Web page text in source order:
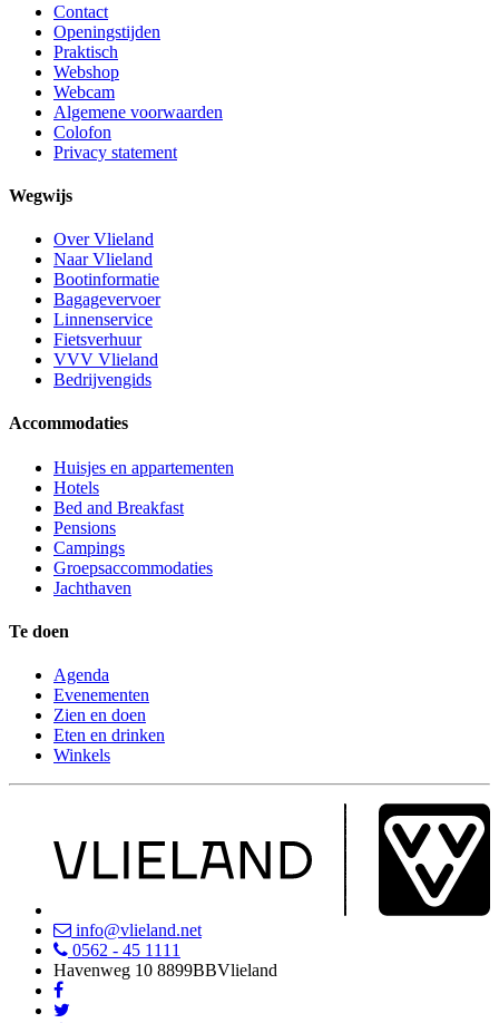
Contact
Openingstijden
Praktisch
Webshop
Webcam
Algemene voorwaarden
Colofon
Privacy statement
Wegwijs
Over Vlieland
Naar Vlieland
Bootinformatie
Bagagevervoer
Linnenservice
Fietsverhuur
VVV Vlieland
Bedrijvengids
Accommodaties
Huisjes en appartementen
Hotels
Bed and Breakfast
Pensions
Campings
Groepsaccommodaties
Jachthaven
Te doen
Agenda
Evenementen
Zien en doen
Eten en drinken
Winkels
info@vlieland.net
0562 - 45 1111
Havenweg 10 8899BBVlieland